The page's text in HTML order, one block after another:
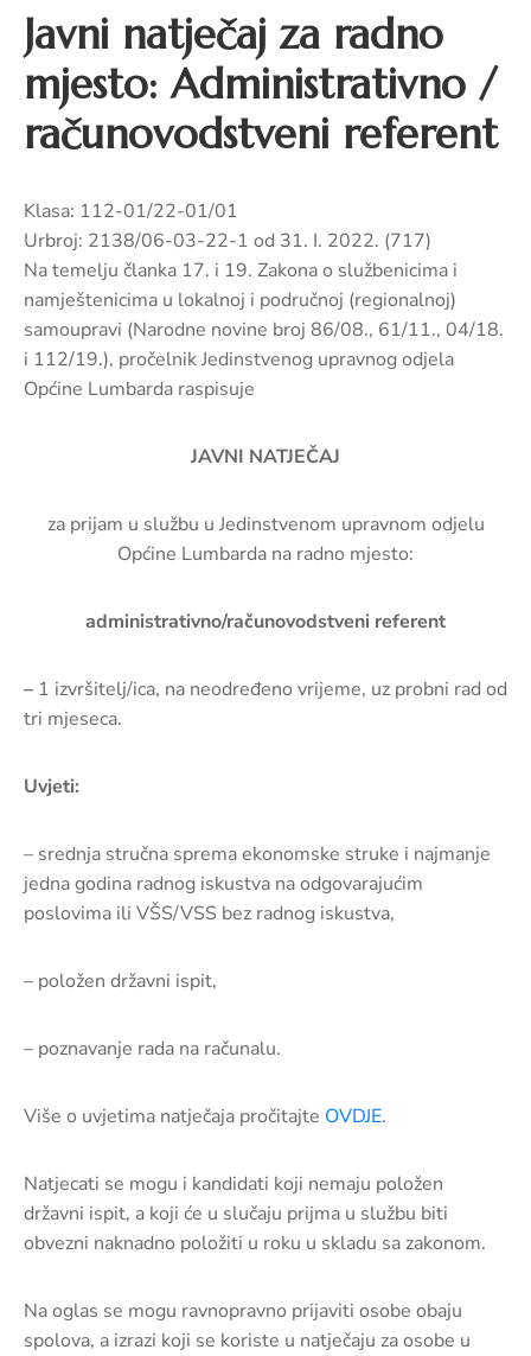
natječaji
novosti
Adresar
Kontakt
Javni natječaj za radno
mjesto: Administrativno /
računovodstveni referent
Klasa: 112-01/22-01/01
Urbroj: 2138/06-03-22-1 od 31. I. 2022. (717)
Na temelju članka 17. i 19. Zakona o službenicima i
namještenicima u lokalnoj i područnoj (regionalnoj)
samoupravi (Narodne novine broj 86/08., 61/11., 04/18.
i 112/19.), pročelnik Jedinstvenog upravnog odjela
Općine Lumbarda raspisuje
JAVNI NATJEČAJ
za prijam u službu u Jedinstvenom upravnom odjelu
Općine Lumbarda na radno mjesto:
administrativno/računovodstveni referent
– 1 izvršitelj/ica, na neodređeno vrijeme, uz probni rad od
tri mjeseca.
Uvjeti:
– srednja stručna sprema ekonomske struke i najmanje
jedna godina radnog iskustva na odgovarajućim
poslovima ili VŠS/VSS bez radnog iskustva,
– položen državni ispit,
– poznavanje rada na računalu.
Više o uvjetima natječaja pročitajte OVDJE.
Natjecati se mogu i kandidati koji nemaju položen
državni ispit, a koji će u slučaju prijma u službu biti
obvezni naknadno položiti u roku u skladu sa zakonom.
Na oglas se mogu ravnopravno prijaviti osobe obaju
spolova, a izrazi koji se koriste u natječaju za osobe u